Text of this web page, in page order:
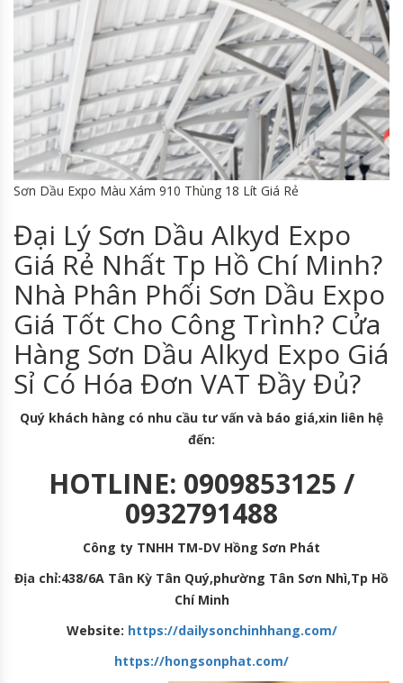
Sơn Dầu Expo Màu Xám 910 Thùng 18 Lít Giá Rẻ
Đại Lý Sơn Dầu Alkyd Expo
Giá Rẻ Nhất Tp Hồ Chí Minh?
Nhà Phân Phối Sơn Dầu Expo
Giá Tốt Cho Công Trình? Cửa
Hàng Sơn Dầu Alkyd Expo Giá
Sỉ Có Hóa Đơn VAT Đầy Đủ?
Quý khách hàng có nhu cầu tư vấn và báo giá,xin liên hệ
đến:
HOTLINE: 0909853125 /
0932791488
Công ty TNHH TM-DV Hồng Sơn Phát
Địa chỉ:438/6A Tân Kỳ Tân Quý,phường Tân Sơn Nhì,Tp Hồ
Chí Minh
Website: https://dailysonchinhhang.com/
https://hongsonphat.com/